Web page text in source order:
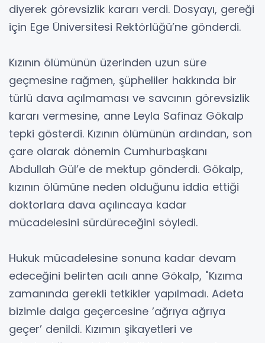
diyerek görevsizlik kararı verdi. Dosyayı, gereği
için Ege Üniversitesi Rektörlüğü’ne gönderdi.
Kızının ölümünün üzerinden uzun süre
geçmesine rağmen, şüpheliler hakkında bir
türlü dava açılmaması ve savcının görevsizlik
kararı vermesine, anne Leyla Safinaz Gökalp
tepki gösterdi. Kızının ölümünün ardından, son
çare olarak dönemin Cumhurbaşkanı
Abdullah Gül’e de mektup gönderdi. Gökalp,
kızının ölümüne neden olduğunu iddia ettiği
doktorlara dava açılıncaya kadar
mücadelesini sürdüreceğini söyledi.
Hukuk mücadelesine sonuna kadar devam
edeceğini belirten acılı anne Gökalp, "Kızıma
zamanında gerekli tetkikler yapılmadı. Adeta
bizimle dalga geçercesine ’ağrıya ağrıya
geçer’ denildi. Kızımın şikayetleri ve